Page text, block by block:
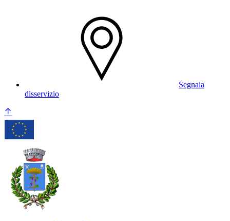
Segnala
disservizio